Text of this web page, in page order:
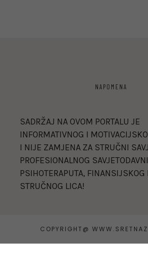
NAPOMENA
SADRŽAJ NA OVOM PORTALU JE
INFORMATIVNOG I
I NIJE ZAMJENA ZA STRUČNI
PROFESIONALNOG
PSIHOTERAPUTA, FINANSIJSKOG
STRUČNOG LICA!
COPYRIGHT@